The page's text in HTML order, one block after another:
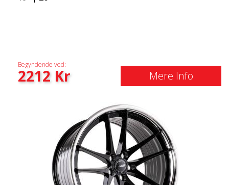
Begyndende ved:
2212Kr Mere Info